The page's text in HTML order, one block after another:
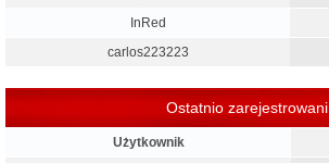
InRed
carlos223223
Ostatnio zarejestrowani
Użytkownik